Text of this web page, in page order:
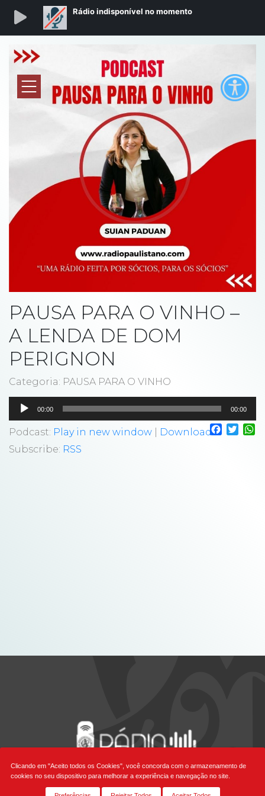
PAUSA PARA O VINHO –
A LENDA DE DOM
PERIGNON
Categoria: PAUSA PARA O VINHO
Tocador
áudio
00:00 00:00
Podcast: Play in new window
Download
Subscribe: RSS
Clicando em "Aceito todos os Cookies", você concorda com o armazenamento de
cookies no seu dispositivo para melhorar a experiência e navegação no site.